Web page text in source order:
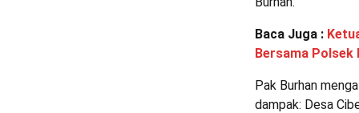
Baca Juga :
Bersama Polsek
Pak Burhan
dampak: Desa